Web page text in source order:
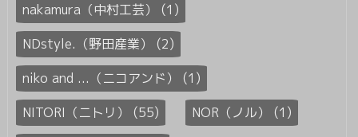
nakamura（中村工芸） (1)
NDstyle.（野田産業） (2)
niko and ...（ニコアンド） (1)
NITORI（ニトリ） (55)
NOR（ノル） (1)